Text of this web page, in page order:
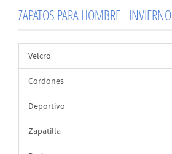
ZAPATOS PARA HOMBRE - INVIERNO
Velcro
Cordones
Deportivo
Zapatilla